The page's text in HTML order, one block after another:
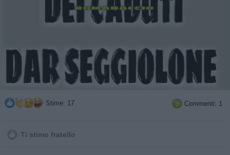
Stime: 17  Commenti: 1
Ti stimo fratello